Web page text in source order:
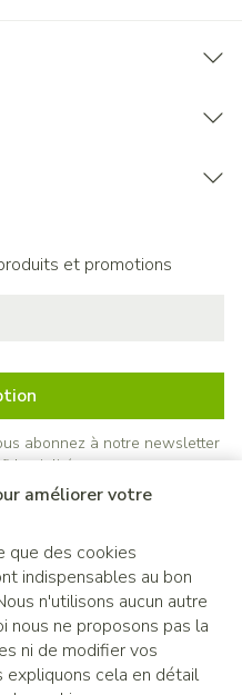
améliorer votre
que des cookies
indispensables au bon
n'utilisons aucun autre
nous ne proposons pas la
ni de modifier vos
expliquons cela en détail
et promotions
abonnez à notre newsletter
.